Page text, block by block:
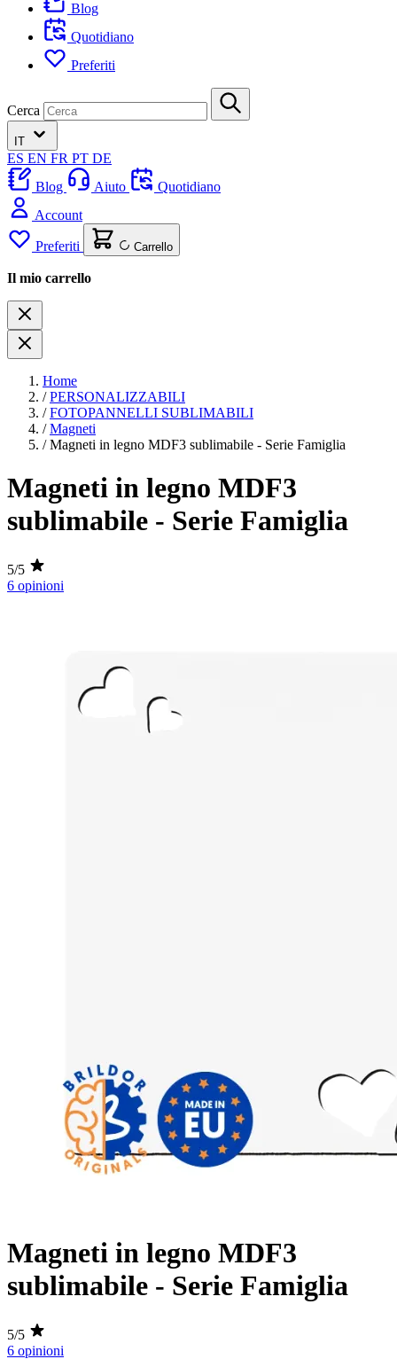
Blog
Quotidiano
Preferiti
Cerca
IT
ES EN FR PT DE
Blog
Aiuto
Quotidiano
Account
Preferiti Carrello
Il mio carrello
Home
/ PERSONALIZZABILI
/ FOTOPANNELLI SUBLIMABILI
/ Magneti
/ Magneti in legno MDF3 sublimabile - Serie Famiglia
Magneti in legno MDF3
sublimabile - Serie Famiglia
5/5
6 opinioni
Magneti in legno MDF3
sublimabile - Serie Famiglia
5/5
6 opinioni